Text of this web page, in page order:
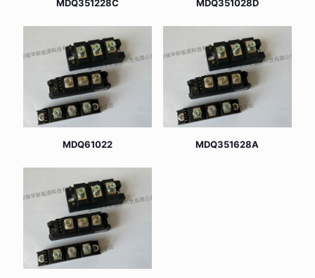
MDQ351228C MDQ351028D
MDQ61022 MDQ351628A